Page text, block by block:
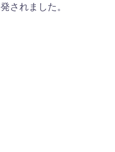
されました。